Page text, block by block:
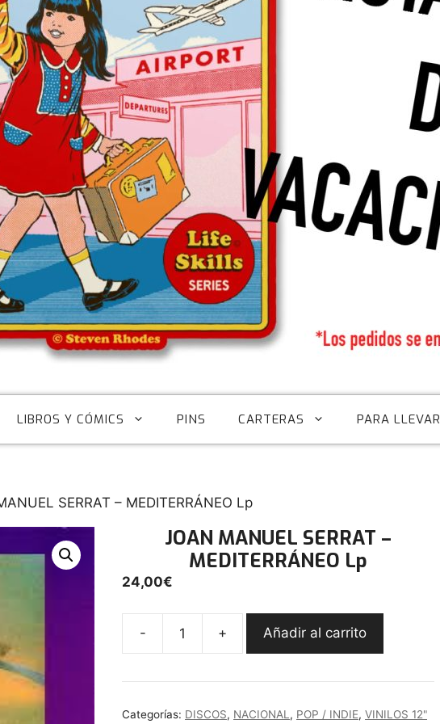
LIBROS Y CÓMICS PINS CARTERAS PARA LLEVAR
SERRAT – MEDITERRÁNEO Lp
JOAN MANUEL SERRAT –
MEDITERRÁNEO Lp
24,00€
-
SERRAT
+ Añadir al carrito
Categorías: DISCOS, NACIONAL , POP / INDIE,VINILOS 12"